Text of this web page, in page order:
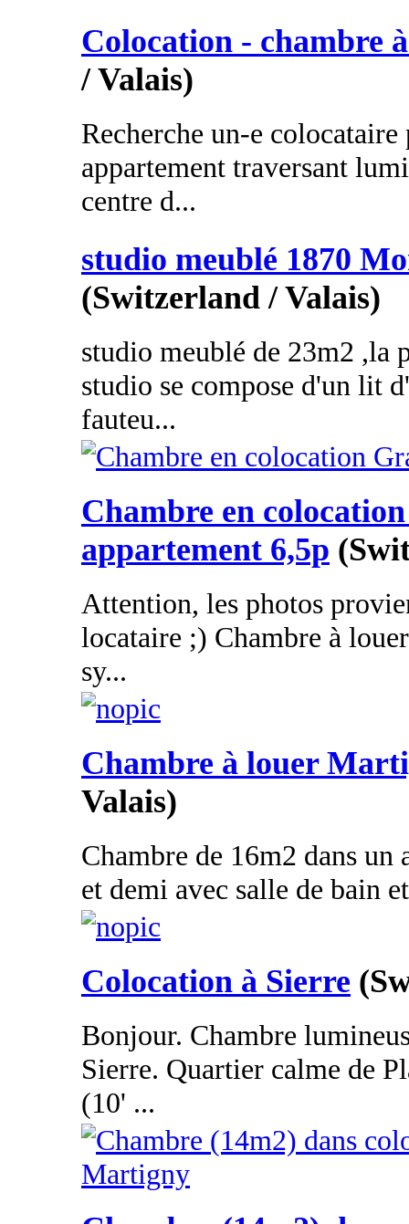
Colocation - chambre
/ Valais)
Recherche un-e
appartement traversant
centre d...
studio meublé 1870
(Switzerland / Valais)
studio meublé de 23m2 ,la
studio se compose d'un lit
fauteu...
Chambre en
appartement 6,5p
Attention, les photos
locataire ;) Chambre à
sy...
Chambre à louer
Valais)
Chambre de 16m2 dans un
et demi avec salle de bain
Colocation à Sierre
Bonjour. Chambre
Sierre. Quartier calme de
(10' ...